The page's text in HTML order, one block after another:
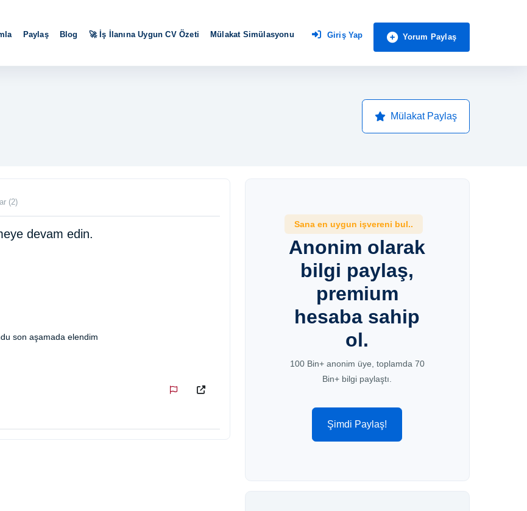
Paylaş Blog 🚀 İş İlanına Uygun CV Özeti Mülakat Simülasyonu Giriş Yap Yorum Paylaş
Mülakat Paylaş
(2)
devam edin.
son aşamada elendim
Sana en uygun işvereni bul..
Anonim olarak
bilgi paylaş,
premium
hesaba sahip
ol.
100 Bin+ anonim üye, toplamda 70
Bin+ bilgi paylaştı.
Şimdi Paylaş!